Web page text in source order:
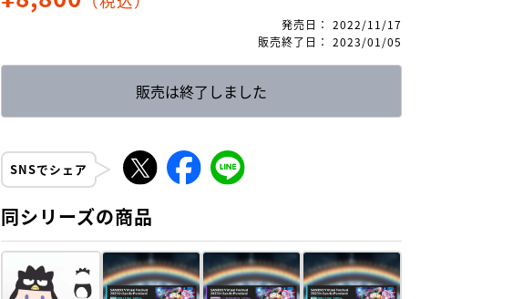
発売日 ： 2022/11/17
販売終了日 ： 2023/01/05
販売は終了しました
SNSでシェア
同シリーズの商品